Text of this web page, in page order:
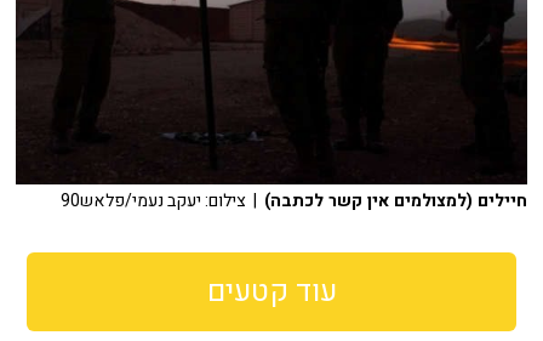
חיילים (למצולמים אין קשר לכתבה) | צילום: יעקב נעמי/פלאש90
עוד קטעים